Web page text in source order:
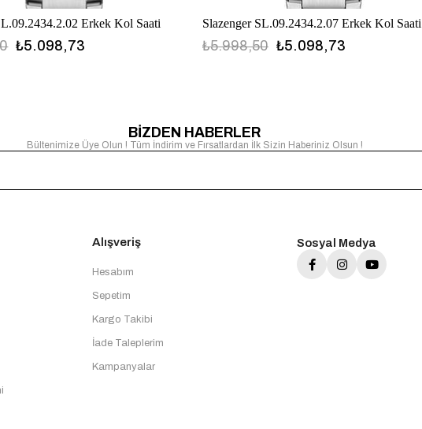
Erkek Kol Saati
₺5.098,73
Slazenger SL.09.2434.2.07 Erkek Kol Saati
₺5.098,73
₺5.998,50
BİZDEN HABERLER
Bültenimize Üye Olun ! Tüm İndirim ve Fırsatlardan İlk Sizin Haberiniz Olsun !
Alışveriş
Hesabım
Sepetim
Kargo Takibi
İade Taleplerim
Kampanyalar
Sosyal Medya